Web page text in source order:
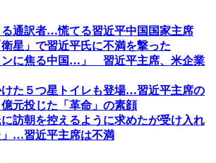
通訳者…慌てる習近平中国国家主席
星」で習近平氏に不満を撃った
ンに焦る中国…」 習近平主席、米企業
けた５つ星トイレも登場…習近平主席の
元投じた「革命」の素顔
に訪朝を控えるように求めたが受け入れ
」…習近平主席は不満